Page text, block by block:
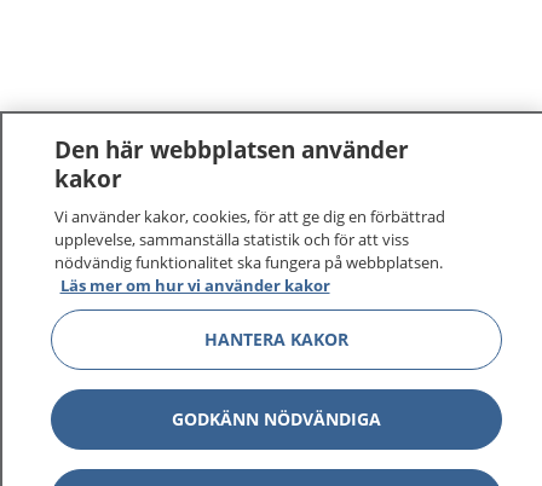
Den här webbplatsen använder
kakor
Vi använder kakor, cookies, för att ge dig en förbättrad
upplevelse, sammanställa statistik och för att viss
nödvändig funktionalitet ska fungera på webbplatsen.
Läs mer om hur vi använder kakor
HANTERA KAKOR
GODKÄNN NÖDVÄNDIGA